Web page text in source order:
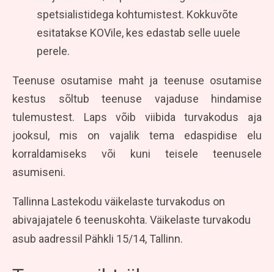
spetsialistidega kohtumistest. Kokkuvõte
esitatakse KOVile, kes edastab selle uuele
perele.
Teenuse osutamise maht ja teenuse osutamise
kestus sõltub teenuse vajaduse hindamise
tulemustest. Laps võib viibida turvakodus aja
jooksul, mis on vajalik tema edaspidise elu
korraldamiseks või kuni teisele teenusele
asumiseni.
Tallinna Lastekodu väikelaste turvakodus on
abivajajatele 6 teenuskohta. Väikelaste turvakodu
asub aadressil Pähkli 15/14, Tallinn.